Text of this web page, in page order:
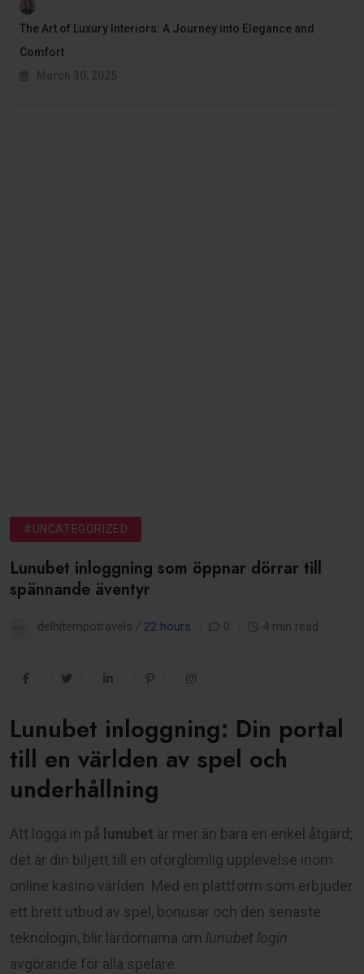
The Art of Luxury Interiors: A Journey into Elegance and
Comfort
#UNCATEGORIZED
Lunubet inloggning som öppnar dörrar till
spännande äventyr
delhitempotravels / 22 hours 0 4 min read
Lunubet inloggning: Din portal
till en världen av spel och
underhållning
Att logga in på lunubet är mer än bara en enkel åtgärd;
det är din biljett till en oförglömlig upplevelse inom
online kasino världen. Med en plattform som erbjuder
ett brett utbud av spel, bonusar och den senaste
teknologin, blir lärdomarna om lunubet login
avgörande för alla spelare.